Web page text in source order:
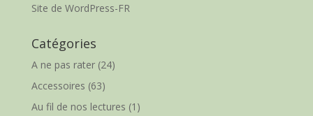
Site de WordPress-FR
Catégories
A ne pas rater(24)
Accessoires (63)
Au fil de nos lectures (1)